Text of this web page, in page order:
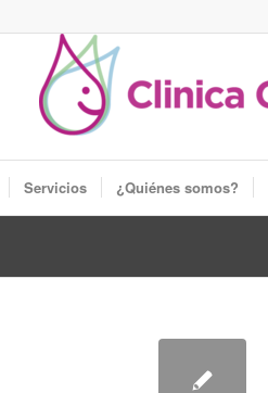
Servicios ¿Quiénes somos?